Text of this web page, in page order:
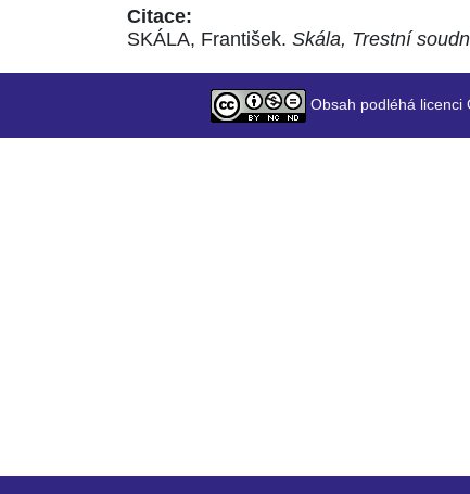
Citace:
SKÁLA, František. Skála, Trestní
Obsah podléhá licenci